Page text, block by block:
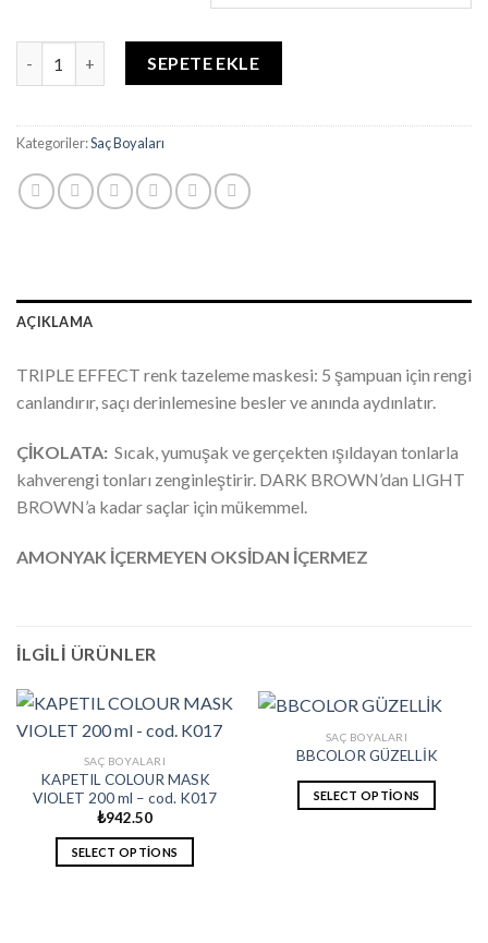
KAPETIL COLOUR MASK CHOCOLATE 200 ml - cod. K023 adet
SEPETE EKLE
Kategoriler:Saç Boyaları
AÇIKLAMA
TRIPLE EFFECT renk tazeleme maskesi: 5 şampuan için rengi
canlandırır, saçı derinlemesine besler ve anında aydınlatır.
ÇİKOLATA: Sıcak, yumuşak ve gerçekten ışıldayan tonlarla
kahverengi tonları zenginleştirir. DARK BROWN’dan LIGHT
BROWN’a kadar saçlar için mükemmel.
AMONYAK İÇERMEYEN OKSİDAN İÇERMEZ
İLGILI ÜRÜNLER
SAÇ BOYALARI
KAPETIL COLOUR MASK
VIOLET 200 ml – cod. K017
₺942.50
SELECT OPTIONS
SAÇ BOYALARI
BBCOLOR GÜZELLİK
SELECT OPTIONS